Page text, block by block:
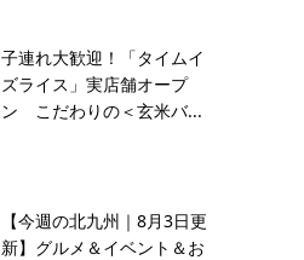
子連れ大歓迎！「タイムイ
ズライス」実店舗オープ
ン こだわりの＜玄米バ...
【今週の北九州｜8月3日更
新】グルメ＆イベント＆お